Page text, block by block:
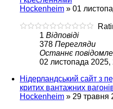
Hockenheim » 01
1 Відповіді
378 Перегляди
Останнє
02 листопада 2025,
Нідерландський сайт з
критих вантажних
Hockenheim » 29 травня